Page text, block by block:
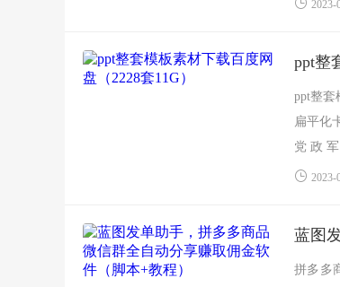
2023-
ppt整
ppt整套
扁平化
党 政
动态
国外时
婚礼...
2023-
蓝图
拼多多